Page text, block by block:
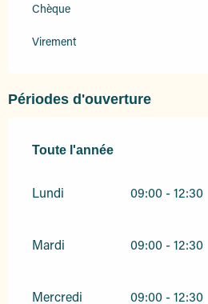
Chèque
Virement
Périodes d'ouverture
Toute l'année
Toute l'année
Lundi 09:00 - 12:30
Mardi 09:00 - 12:30
Mercredi 09:00 - 12:30